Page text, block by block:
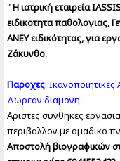
"Η ιατρική εταιρεία
ειδικοτητα παθολογιας,
ΑΝΕΥ ειδικότητας, για
Ζάκυνθο.
Παροχες:
Δωρεαν διαμονη.
Αριστες συνθηκες
περιβαλλον με ομαδικο
Αποστολή βιογραφικών